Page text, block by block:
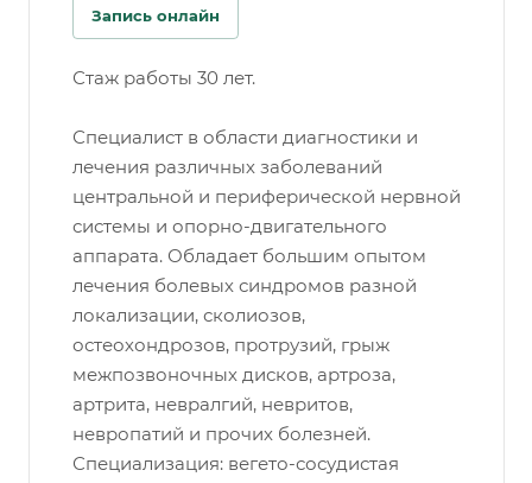
Запись онлайн
Стаж работы 30 лет.
Специалист в области диагностики и
лечения различных заболеваний
центральной и периферической нервной
системы и опорно-двигательного
аппарата. Обладает большим опытом
лечения болевых синдромов разной
локализации, сколиозов,
остеохондрозов, протрузий, грыж
межпозвоночных дисков, артроза,
артрита, невралгий, невритов,
невропатий и прочих болезней.
Специализация: вегето-сосудистая